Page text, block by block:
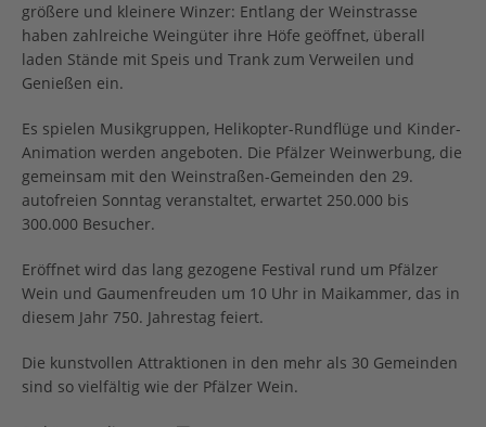
größere und kleinere Winzer: Entlang der Weinstrasse
haben zahlreiche Weingüter ihre Höfe geöffnet, überall
laden Stände mit Speis und Trank zum Verweilen und
Genießen ein.
Es spielen Musikgruppen, Helikopter-Rundflüge und Kinder-
Animation werden angeboten. Die Pfälzer Weinwerbung, die
gemeinsam mit den Weinstraßen-Gemeinden den 29.
autofreien Sonntag veranstaltet, erwartet 250.000 bis
300.000 Besucher.
Eröffnet wird das lang gezogene Festival rund um Pfälzer
Wein und Gaumenfreuden um 10 Uhr in Maikammer, das in
diesem Jahr 750. Jahrestag feiert.
Die kunstvollen Attraktionen in den mehr als 30 Gemeinden
sind so vielfältig wie der Pfälzer Wein.